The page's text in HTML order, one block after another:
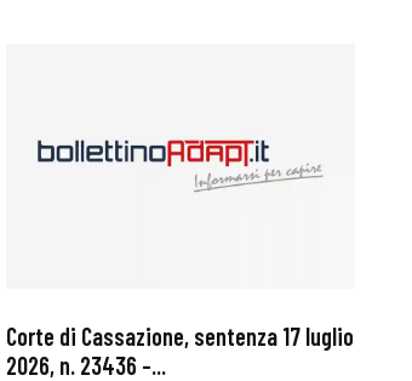
Corte di Cassazione, sentenza 17 luglio
2026, n. 23436 –...